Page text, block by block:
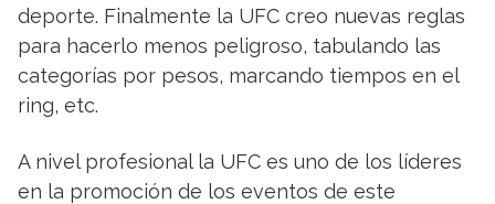
deporte. Finalmente la UFC creo nuevas reglas
para hacerlo menos peligroso, tabulando las
categorías por pesos, marcando tiempos en el
ring, etc.
A nivel profesional la UFC es uno de los líderes
en la promoción de los eventos de este